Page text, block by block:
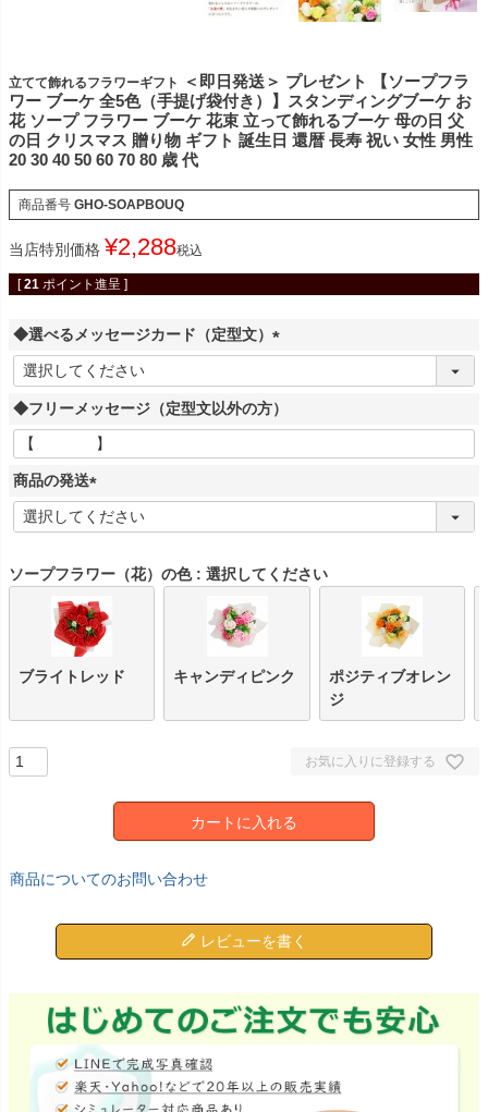
立てて飾れるフラワーギフト
＜即日発送＞ プレゼント 【ソープフラ
ワー ブーケ 全5色（手提げ袋付き）】スタンディングブーケ お
花 ソープ フラワー ブーケ 花束 立って飾れるブーケ 母の日 父
の日 クリスマス 贈り物 ギフト 誕生日 還暦 長寿 祝い 女性 男性
20 30 40 50 60 70 80 歳 代
商品番号 GHO-SOAPBOUQ
当店特別価格 ¥2,288税込
[ 21 ポイント進呈 ]
◆選べるメッセージカード（定型文）
必
須
)
◆フリーメッセージ（定型文以外の方）
商品の発送
(
必
)
ソープフラワー（花）の色 選択してください
ブライトレッド キャンディピンク
ポジティブオレン
ジ
お気に入りに登録する
カートに入れる
商品についてのお問い合わせ
レビューを書く